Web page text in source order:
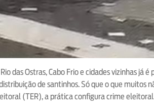
das Ostras, Cabo Frio e cidades vizinhas já
de santinhos. Só que o que muitos
(TER), a prática configura crime